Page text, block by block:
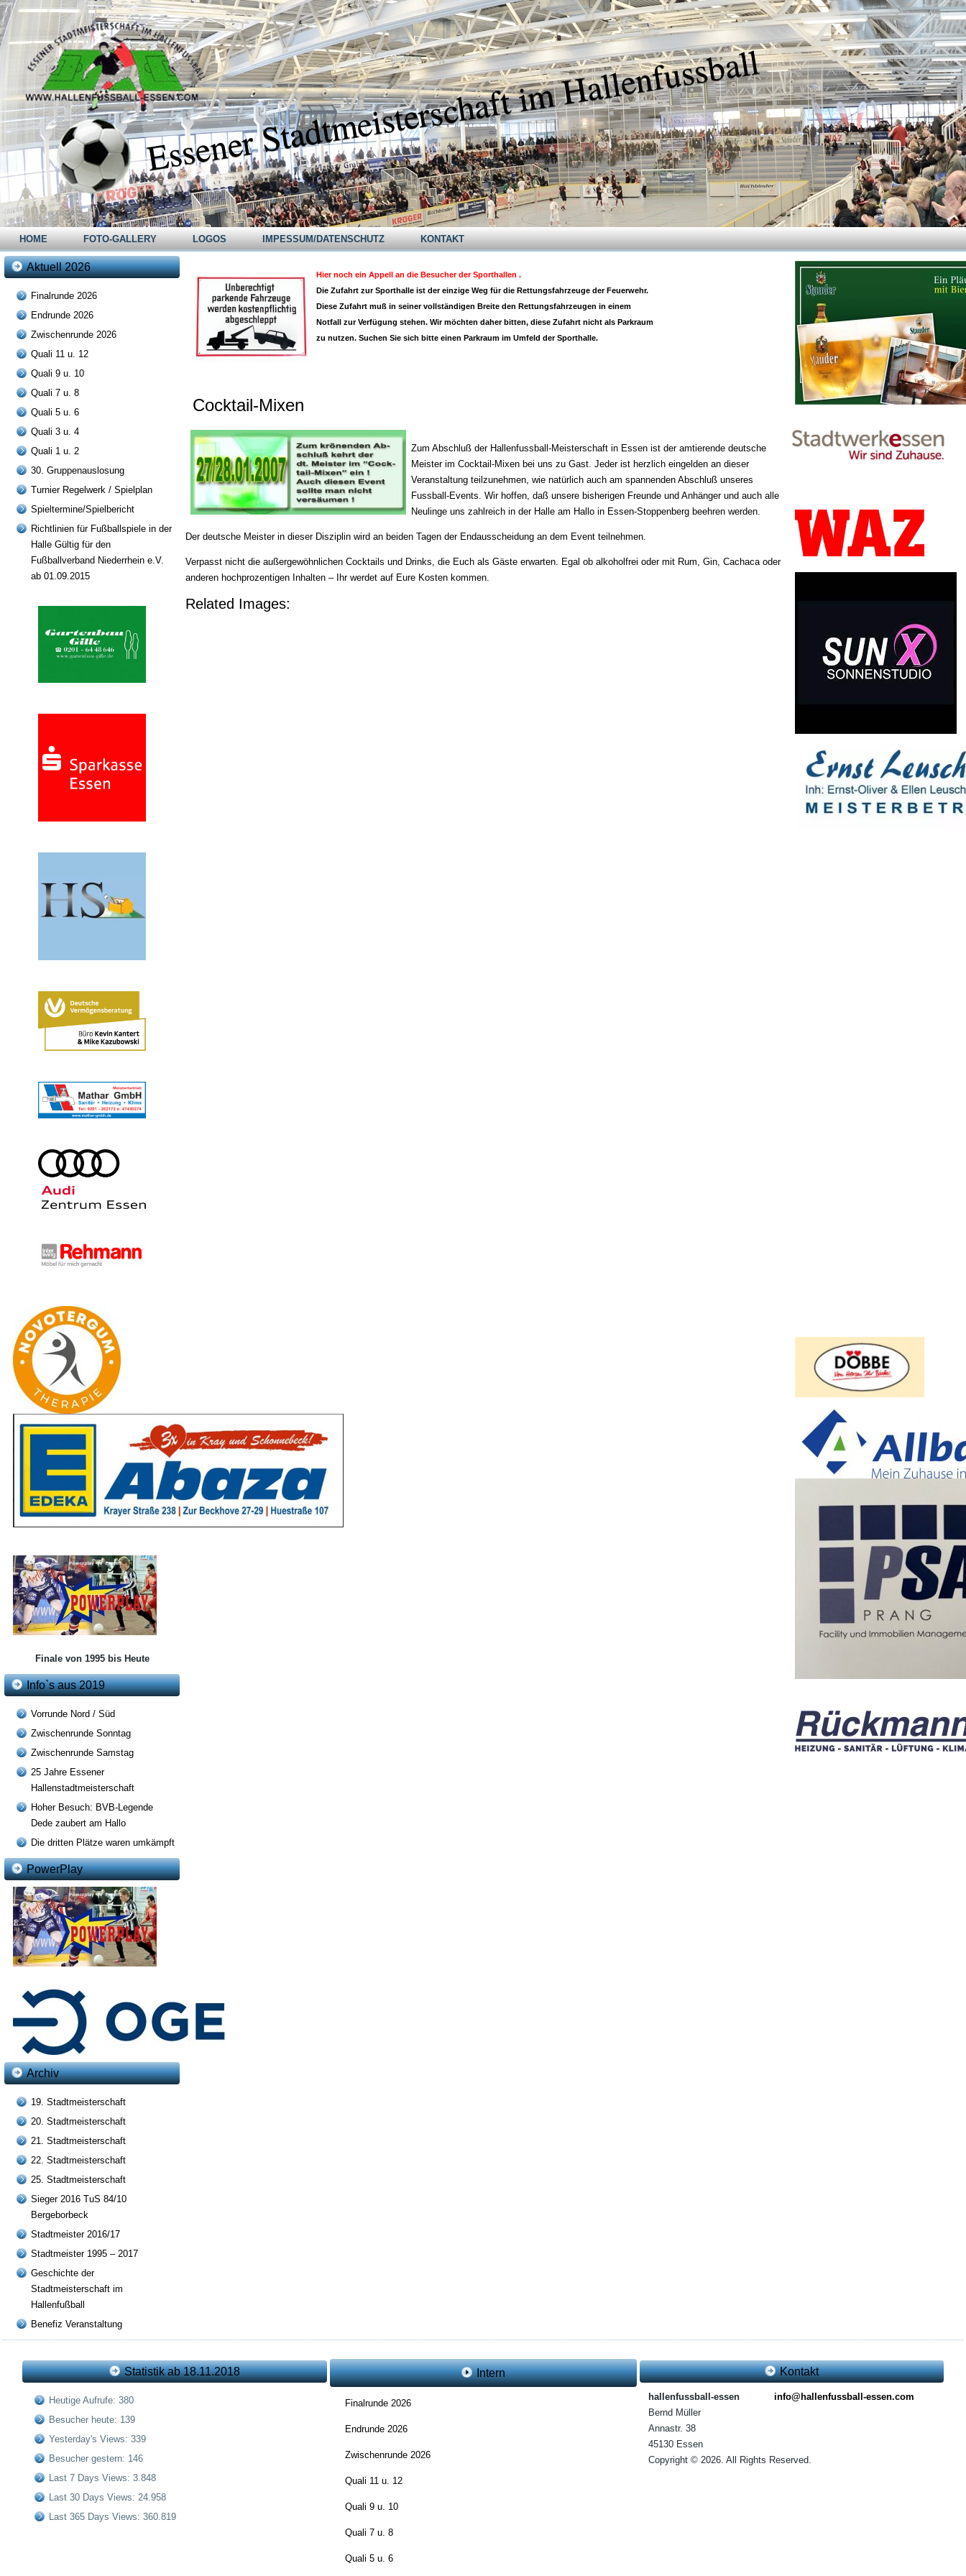
Essener Stadtmeisterschaft im Hallenfussball
HOME FOTO-GALLERY LOGOS IMPESSUM/DATENSCHUTZ KONTAKT
Aktuell 2026
Finalrunde 2026
Endrunde 2026
Zwischenrunde 2026
Quali 11 u. 12
Quali 9 u. 10
Quali 7 u. 8
Quali 5 u. 6
Quali 3 u. 4
Quali 1 u. 2
30. Gruppenauslosung
Turnier Regelwerk / Spielplan
Spieltermine/Spielbericht
Richtlinien für Fußballspiele in der
Halle Gültig für den
Fußballverband Niederrhein e.V.
ab 01.09.2015
Finale von 1995 bis Heute
Info`s aus 2019
Vorrunde Nord / Süd
Zwischenrunde Sonntag
Zwischenrunde Samstag
25 Jahre Essener
Hallenstadtmeisterschaft
Hoher Besuch: BVB-Legende
Dede zaubert am Hallo
Die dritten Plätze waren umkämpft
PowerPlay
Archiv
19. Stadtmeisterschaft
20. Stadtmeisterschaft
21. Stadtmeisterschaft
22. Stadtmeisterschaft
25. Stadtmeisterschaft
Sieger 2016 TuS 84/10
Bergeborbeck
Stadtmeister 2016/17
Stadtmeister 1995 – 2017
Geschichte der
Stadtmeisterschaft im
Hallenfußball
Benefiz Veranstaltung
Hier noch ein Appell an die Besucher der Sporthallen .
Die Zufahrt zur Sporthalle ist der einzige Weg für die Rettungsfahrzeuge der Feuerwehr.
Diese Zufahrt muß in seiner vollständigen Breite den Rettungsfahrzeugen in einem
Notfall zur Verfügung stehen. Wir möchten daher bitten, diese Zufahrt nicht als Parkraum
zu nutzen. Suchen Sie sich bitte einen Parkraum im Umfeld der Sporthalle.
Cocktail-Mixen
Zum Abschluß der Hallenfussball-Meisterschaft in Essen ist der amtierende deutsche
Meister im Cocktail-Mixen bei uns zu Gast. Jeder ist herzlich eingelden an dieser
Veranstaltung teilzunehmen, wie natürlich auch am spannenden Abschluß unseres
Fussball-Events. Wir hoffen, daß unsere bisherigen Freunde und Anhänger und auch alle
Neulinge uns zahlreich in der Halle am Hallo in Essen-Stoppenberg beehren werden.
Der deutsche Meister in dieser Disziplin wird an beiden Tagen der Endausscheidung an dem Event teilnehmen.
Verpasst nicht die außergewöhnlichen Cocktails und Drinks, die Euch als Gäste erwarten. Egal ob alkoholfrei oder mit Rum, Gin, Cachaca oder
anderen hochprozentigen Inhalten – Ihr werdet auf Eure Kosten kommen.
Related Images:
Statistik ab 18.11.2018
Heutige Aufrufe: 380
Besucher heute: 139
Yesterday's Views: 339
Besucher gestern: 146
Last 7 Days Views: 3.848
Last 30 Days Views: 24.958
Last 365 Days Views: 360.819
Intern
Finalrunde 2026
Endrunde 2026
Zwischenrunde 2026
Quali 11 u. 12
Quali 9 u. 10
Quali 7 u. 8
Quali 5 u. 6
Kontakt
hallenfussball-essen info@hallenfussball-essen.com
Bernd Müller
Annastr. 38
45130 Essen
Copyright © 2026. All Rights Reserved.